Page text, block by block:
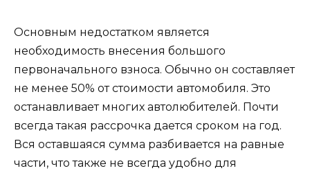
Основным недостатком является
необходимость внесения большого
первоначального взноса. Обычно он составляет
не менее 50% от стоимости автомобиля. Это
останавливает многих автолюбителей. Почти
всегда такая рассрочка дается сроком на год.
Вся оставшаяся сумма разбивается на равные
части, что также не всегда удобно для